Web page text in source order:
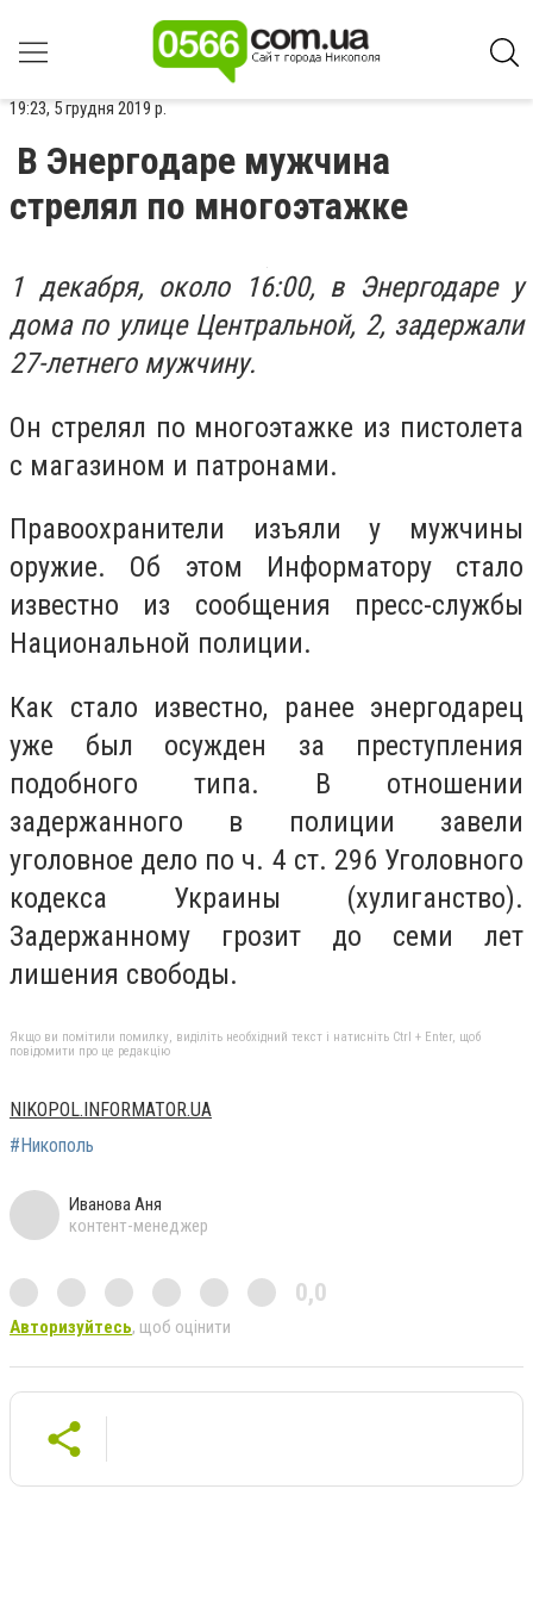
19:23, 5 грудня 2019 р.
В Энергодаре мужчина
стрелял по многоэтажке
1 декабря, около 16:00, в Энергодаре у
дома по улице Центральной, 2, задержали
27-летнего мужчину.
Он стрелял по многоэтажке из пистолета
с магазином и патронами.
Правоохранители изъяли у мужчины
оружие. Об этом Информатору стало
известно из сообщения пресс-службы
Национальной полиции.
Как стало известно, ранее энергодарец
уже был осужден за преступления
подобного типа. В отношении
задержанного в полиции завели
уголовное дело по ч. 4 ст. 296 Уголовного
кодекса Украины (хулиганство).
Задержанному грозит до семи лет
лишения свободы.
Якщо ви помітили помилку, виділіть необхідний текст і натисніть Ctrl + Enter, щоб
повідомити про це редакцію
NIKOPOL.INFORMATOR.UA
#Никополь
Иванова Аня
контент-менеджер
0,0
Авторизуйтесь, щоб оцінити